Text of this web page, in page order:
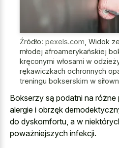
Źródło: pexels.com Widok
młodej afroamerykańskiej
kręconymi włosami w
rękawiczkach ochronnych
treningu bokserskim w
Bokserzy są podatni na
alergie i obrzęk
do dyskomfortu, a w
poważniejszych infekcji.